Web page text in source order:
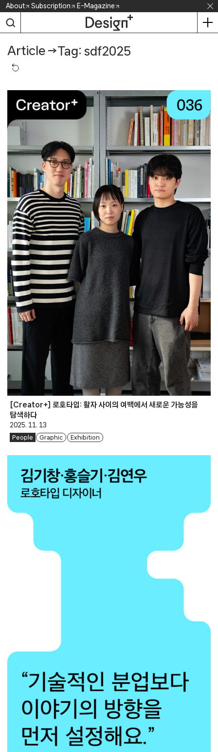
Skip
content
About Subscription E-Magazine
Article →Tag: sdf2025
[Creator+] 로호타입: 활자 사이의 여백에서 새로운 가능성을
탐색하다
2025. 11. 13
People Graphic Exhibition